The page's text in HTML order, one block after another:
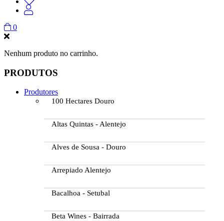
0
Nenhum produto no carrinho.
PRODUTOS
Produtores
100 Hectares Douro
Altas Quintas - Alentejo
Alves de Sousa - Douro
Arrepiado Alentejo
Bacalhoa - Setubal
Beta Wines - Bairrada